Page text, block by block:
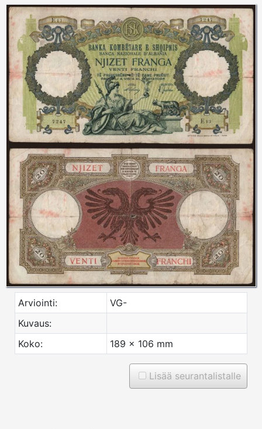
Arviointi:
VG-
Kuvaus:
Koko:
189 x 106 mm
Lisää seurantalistalle